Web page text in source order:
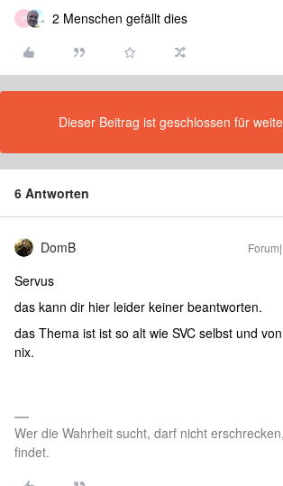
F 2 Menschen gefällt dies
Dieser Beitrag ist geschlossen für
6 Antworten
DomB
Servus
das kann dir hier leider keiner beantworten.
das Thema ist ist so alt wie SVC selbst und
nix.
Wer die Wahrheit sucht, darf nicht
findet.